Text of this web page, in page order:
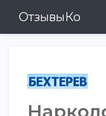
ОтзывыКо